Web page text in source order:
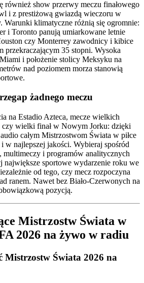
również show przerwy meczu finałowego
i z prestiżową gwiazdą wieczoru w
Warunki klimatyczne różnią się ogromnie:
i Toronto panują umiarkowane letnie
czy Monterrey zawodnicy i kibice
przekraczającym 35 stopni. Wysoka
i położenie stolicy Meksyku na
nad poziomem morza stanowią
żadnego meczu
na Estadio Azteca, mecze wielkich
wielki finał w Nowym Jorku: dzięki
całym Mistrzostwom Świata w piłce
w najlepszej jakości. Wybieraj spośród
multimeczy i programów analitycznych
największe sportowe wydarzenie roku we
od tego, czy mecz rozpoczyna
ranem. Nawet bez Biało-Czerwonych na
pozycją.
Mistrzostw Świata w
2026 na żywo w radiu
Mistrzostw Świata 2026 na